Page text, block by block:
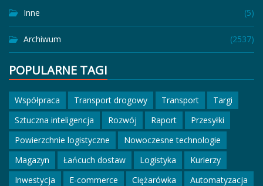
Inne (5)
Archiwum (2537)
POPULARNE TAGI
Współpraca Transport drogowy Transport
Targi
Sztuczna inteligencja
Rozwój Raport
Przesyłki
Powierzchnie logistyczne
Nowoczesne technologie
Magazyn
Łańcuch dostaw Logistyka
Kurierzy
Inwestycja
E-commerce Ciężarówka Automatyzacja